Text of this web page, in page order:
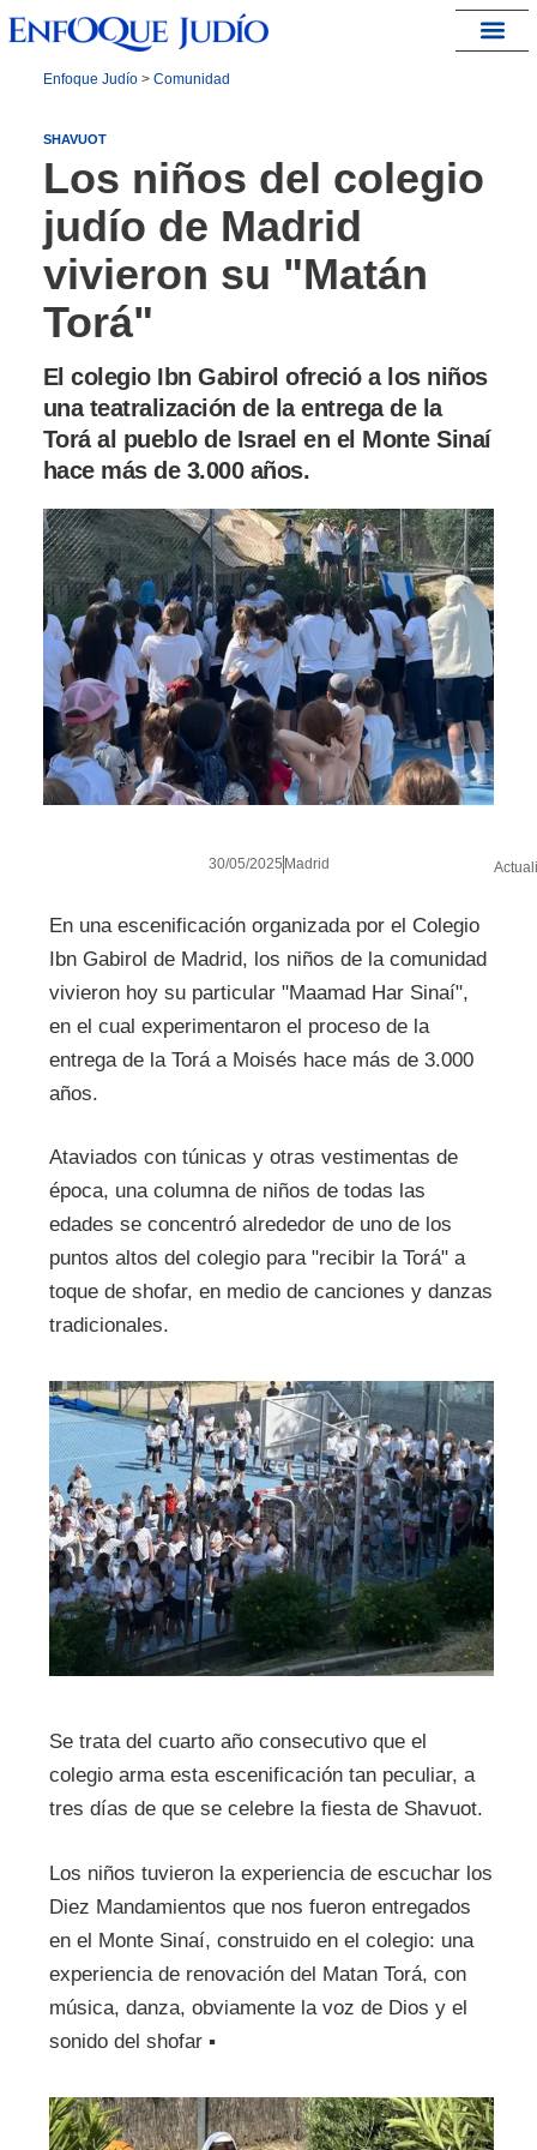
Enfoque Judío> Comunidad
SHAVUOT
Los niños del colegio
judío de Madrid
vivieron su "Matán
Torá"
El colegio Ibn Gabirol ofreció a los niños
una teatralización de la entrega de la
Torá al pueblo de Israel en el Monte Sinaí
hace más de 3.000 años.
30/05/2025 Madrid
En una escenificación organizada por el Colegio
Ibn Gabirol de Madrid, los niños de la comunidad
vivieron hoy su particular "Maamad Har Sinaí",
en el cual experimentaron el proceso de la
entrega de la Torá a Moisés hace más de 3.000
años.
Ataviados con túnicas y otras vestimentas de
época, una columna de niños de todas las
edades se concentró alrededor de uno de los
puntos altos del colegio para "recibir la Torá" a
toque de shofar, en medio de canciones y danzas
tradicionales.
Se trata del cuarto año consecutivo que el
colegio arma esta escenificación tan peculiar, a
tres días de que se celebre la fiesta de Shavuot.
Los niños tuvieron la experiencia de escuchar los
Diez Mandamientos que nos fueron entregados
en el Monte Sinaí, construido en el colegio: una
experiencia de renovación del Matan Torá, con
música, danza, obviamente la voz de Dios y el
sonido del shofar ▪